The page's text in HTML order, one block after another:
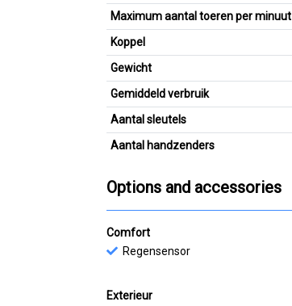
Maximum aantal toeren per minuut
Koppel
Gewicht
Gemiddeld verbruik
Aantal sleutels
Aantal handzenders
Options and accessories
Comfort
Regensensor
Exterieur